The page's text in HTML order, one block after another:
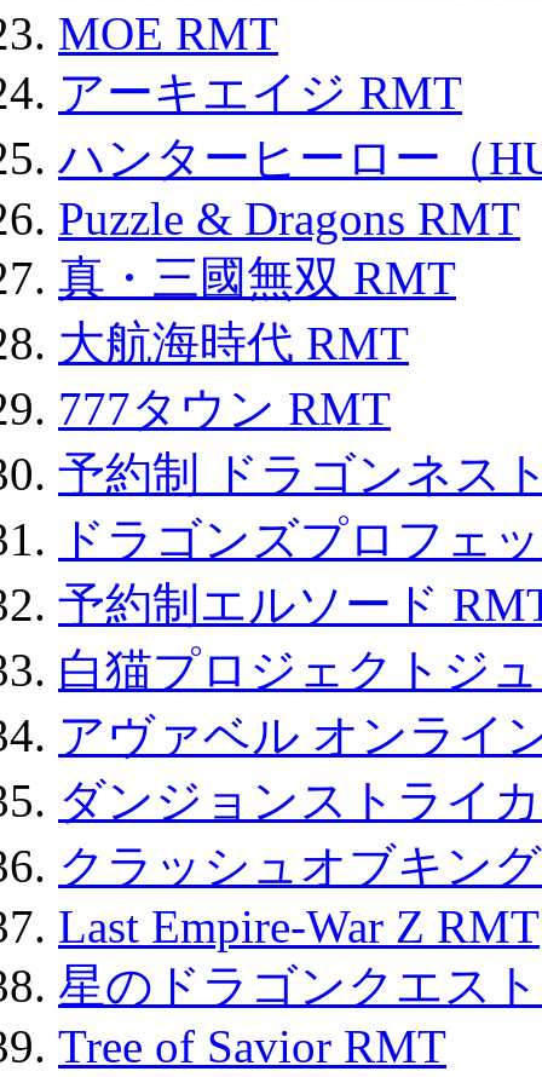
MOE RMT
アーキエイジ RMT
ハンターヒーロー（
Puzzle & Dragons RMT
真・三國無双 RMT
大航海時代 RMT
777タウン RMT
予約制 ドラゴンネス
ドラゴンズプロフェ
予約制エルソード
白猫プロジェクトジ
アヴァベル オンライ
ダンジョンストライ
クラッシュオブキン
Last Empire-War Z RMT
星のドラゴンクエス
Tree of Savior RMT